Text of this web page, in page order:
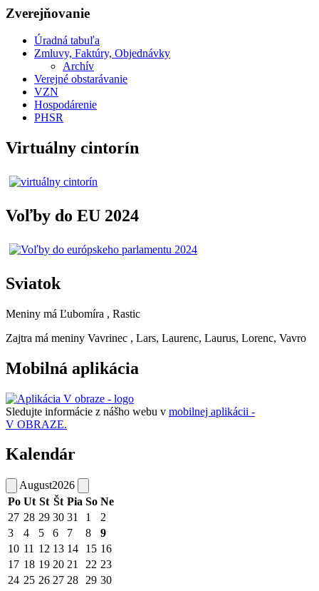
Zverejňovanie
Úradná tabuľa
Zmluvy, Faktúry, Objednávky
Archív
Verejné obstarávanie
VZN
Hospodárenie
PHSR
Virtuálny cintorín
Voľby do EU 2024
Sviatok
Meniny má Ľubomíra , Rastic
Zajtra má meniny Vavrinec , Lars, Laurenc, Laurus, Lorenc, Vavro
Mobilná aplikácia
Sledujte informácie z nášho webu v mobilnej aplikácii -
V OBRAZE.
Kalendár
August2026
Po Ut St Št Pia So Ne
27 28 29 30 31 1
2
3
4 5 6 7 8
9
10 11 12 13 14 15 16
17 18 19 20 21 22 23
24 25 26 27 28 29 30